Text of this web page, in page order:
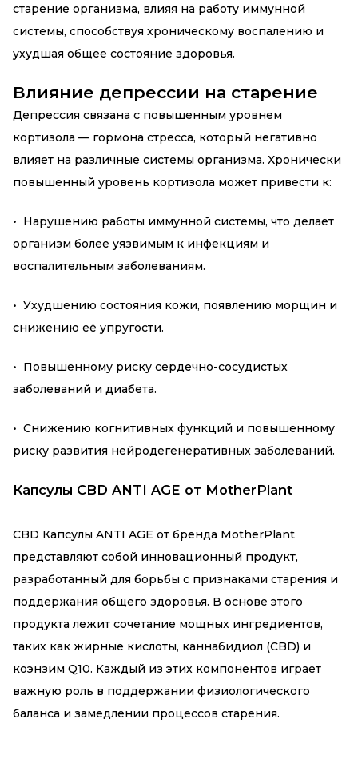
старение организма, влияя на работу иммунной
системы, способствуя хроническому воспалению и
ухудшая общее состояние здоровья.
Влияние депрессии на старение
Депрессия связана с повышенным уровнем
кортизола — гормона стресса, который негативно
влияет на различные системы организма. Хронически
повышенный уровень кортизола может привести к:
• Нарушению работы иммунной системы, что делает
организм более уязвимым к инфекциям и
воспалительным заболеваниям.
• Ухудшению состояния кожи, появлению морщин и
снижению её упругости.
• Повышенному риску сердечно-сосудистых
заболеваний и диабета.
• Снижению когнитивных функций и повышенному
риску развития нейродегенеративных заболеваний.
Капсулы CBD ANTI AGE от MotherPlant
CBD Капсулы ANTI AGE от бренда MotherPlant
представляют собой инновационный продукт,
разработанный для борьбы с признаками старения и
поддержания общего здоровья. В основе этого
продукта лежит сочетание мощных ингредиентов,
таких как жирные кислоты, каннабидиол (CBD) и
коэнзим Q10. Каждый из этих компонентов играет
важную роль в поддержании физиологического
баланса и замедлении процессов старения.